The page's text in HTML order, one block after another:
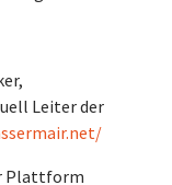
Leiter der
Plattform